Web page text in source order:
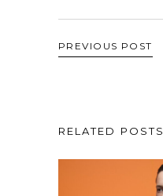
PREVIOUS POST
RELATED POSTS